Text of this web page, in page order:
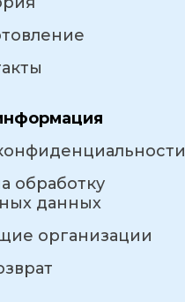
обработку
данных
организации